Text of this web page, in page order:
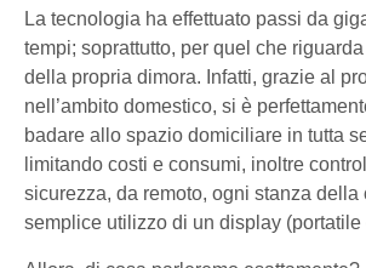
La tecnologia ha effettuato passi da
tempi; soprattutto, per quel che
della propria dimora. Infatti, grazie al
nell’ambito domestico, si è
badare allo spazio domiciliare in tutta
limitando costi e consumi, inoltre
sicurezza, da remoto, ogni stanza della
semplice utilizzo di un display (portatile